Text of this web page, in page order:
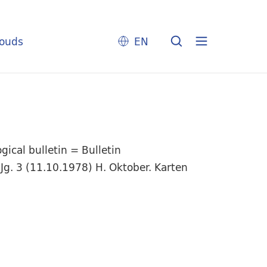
EN
bulletin = Bulletin
3 (11.10.1978) H. Oktober. Karten